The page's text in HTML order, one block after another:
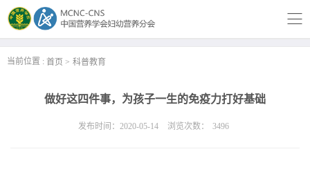
当前位置 : 首页 科普教育
做好这四件事，为孩子一生的免疫力打好基础
发布时间：2020-05-14 浏览次数： 3496